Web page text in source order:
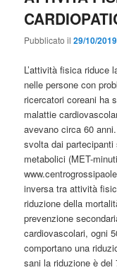
Pubblicato il29/10/2019
L’attività fisica riduce
nelle persone con
ricercatori coreani ha
malattie
avevano circa 60
svolta dai
metabolici (MET-
inversa tra attività
riduzione della
prevenzione
cardiovascolari, ogni
comportano una
sani la riduzione è del